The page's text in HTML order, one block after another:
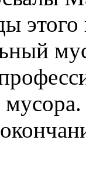
этого
мусора.